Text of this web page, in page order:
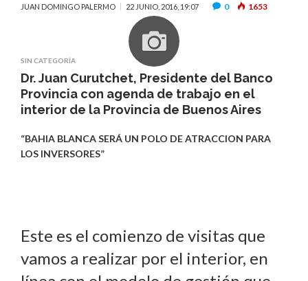
JUAN DOMINGO PALERMO 22 JUNIO, 2016, 19:07 0 1653
SIN CATEGORÍA
Dr. Juan Curutchet, Presidente del Banco
Provincia con agenda de trabajo en el
interior de la Provincia de Buenos Aires
“BAHIA BLANCA SERÁ UN POLO DE ATRACCION PARA
LOS INVERSORES”
Este es el comienzo de visitas que
vamos a realizar por el interior, en